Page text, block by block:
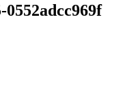
0552adcc969f